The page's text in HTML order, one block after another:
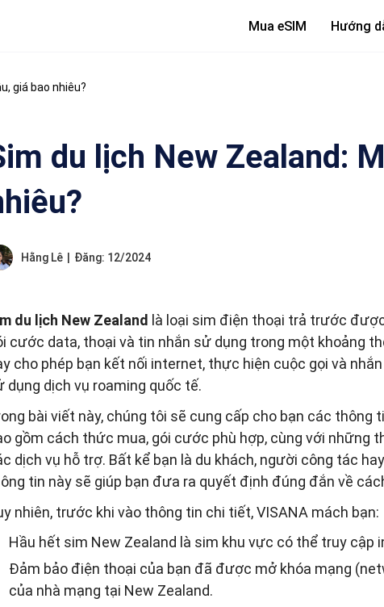
Mua eSIM Hướng
giá bao nhiêu?
du lịch New Zealand:
Hằng Lê Đăng: 12/2024
du lịch New Zealand
là loại sim điện thoại trả trước
cước data, thoại và tin nhắn sử dụng trong một khoảng
cho phép bạn kết nối internet, thực hiện cuộc gọi và
dụng dịch vụ roaming quốc tế.
bài viết này, chúng tôi sẽ cung cấp cho bạn các thông
gồm cách thức mua, gói cước phù hợp, cùng với những
dịch vụ hỗ trợ. Bất kể bạn là du khách, người công tác
tin này sẽ giúp bạn đưa ra quyết định đúng đắn về
nhiên, trước khi vào thông tin chi tiết, VISANA mách bạn:
Hầu hết sim New Zealand là sim khu vực có thể truy cập
Đảm bảo điện thoại của bạn đã được mở khóa mạng
của nhà mạng tại New Zealand.